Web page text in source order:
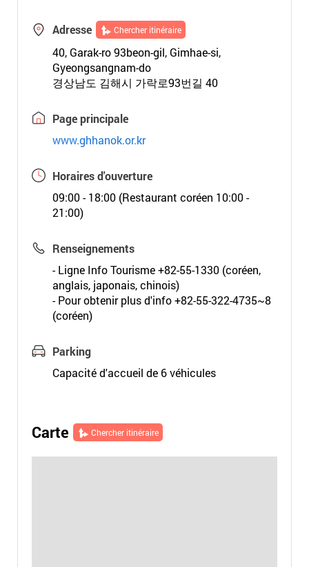
Adresse Chercher itinéraire
40, Garak-ro 93beon-gil, Gimhae-si,
Gyeongsangnam-do
경상남도 김해시 가락로93번길 40
Page principale
www.ghhanok.or.kr
Horaires d'ouverture
09:00 - 18:00 (Restaurant coréen 10:00 -
21:00)
Renseignements
- Ligne Info Tourisme +82-55-1330 (coréen,
anglais, japonais, chinois)
- Pour obtenir plus d'info +82-55-322-4735~8
(coréen)
Parking
Capacité d'accueil de 6 véhicules
Carte Chercher itinéraire